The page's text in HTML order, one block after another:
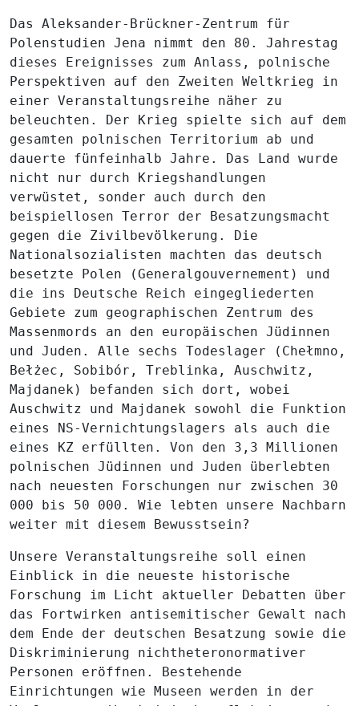
Das Aleksander-Brückner-Zentrum für
Polenstudien Jena nimmt den 80. Jahrestag
dieses Ereignisses zum Anlass, polnische
Perspektiven auf den Zweiten Weltkrieg in
einer Veranstaltungsreihe näher zu
beleuchten. Der Krieg spielte sich auf dem
gesamten polnischen Territorium ab und
dauerte fünfeinhalb Jahre. Das Land wurde
nicht nur durch Kriegshandlungen
verwüstet, sonder auch durch den
beispiellosen Terror der Besatzungsmacht
gegen die Zivilbevölkerung. Die
Nationalsozialisten machten das deutsch
besetzte Polen (Generalgouvernement) und
die ins Deutsche Reich eingegliederten
Gebiete zum geographischen Zentrum des
Massenmords an den europäischen Jüdinnen
und Juden. Alle sechs Todeslager (Chełmno,
Bełżec, Sobibór, Treblinka, Auschwitz,
Majdanek) befanden sich dort, wobei
Auschwitz und Majdanek sowohl die Funktion
eines NS-Vernichtungslagers als auch die
eines KZ erfüllten. Von den 3,3 Millionen
polnischen Jüdinnen und Juden überlebten
nach neuesten Forschungen nur zwischen 30
000 bis 50 000. Wie lebten unsere Nachbarn
weiter mit diesem Bewusstsein?
Unsere Veranstaltungsreihe soll einen
Einblick in die neueste historische
Forschung im Licht aktueller Debatten über
das Fortwirken antisemitischer Gewalt nach
dem Ende der deutschen Besatzung sowie die
Diskriminierung nichtheteronormativer
Personen eröffnen. Bestehende
Einrichtungen wie Museen werden in der